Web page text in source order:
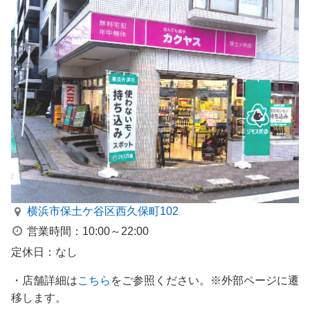
横浜市保土ケ谷区西久保町102
営業時間：10:00～22:00
定休日：なし
・店舗詳細はこちら をご参照ください。※外部ページに遷
移します。